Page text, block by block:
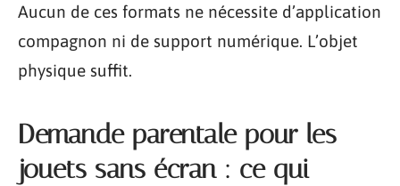
Aucun de ces formats ne nécessite d’application
compagnon ni de support numérique. L’objet
physique suffit.
Demande parentale pour les
jouets sans écran : ce qui